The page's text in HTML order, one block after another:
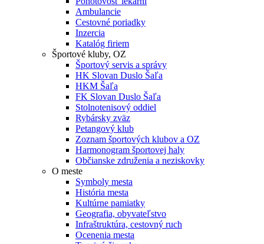
Ambulancie
Cestovné poriadky
Inzercia
Katalóg firiem
Športové kluby, OZ
Športový servis a správy
HK Slovan Duslo Šaľa
HKM Šaľa
FK Slovan Duslo Šaľa
Stolnotenisový oddiel
Rybársky zväz
Petangový klub
Zoznam športových klubov a OZ
Harmonogram športovej haly
Občianske združenia a neziskovky
O meste
Symboly mesta
História mesta
Kultúrne pamiatky
Geografia, obyvateľstvo
Infraštruktúra, cestovný ruch
Ocenenia mesta